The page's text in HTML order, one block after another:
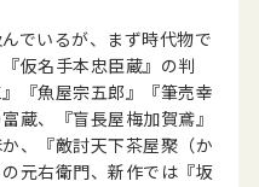
でいるが、まず時代物で
仮名手本忠臣蔵』の判
『魚屋宗五郎』『筆売幸
蔵、『盲長屋梅加賀鳶』
、『敵討天下茶屋聚（か
元右衛門、新作では『坂